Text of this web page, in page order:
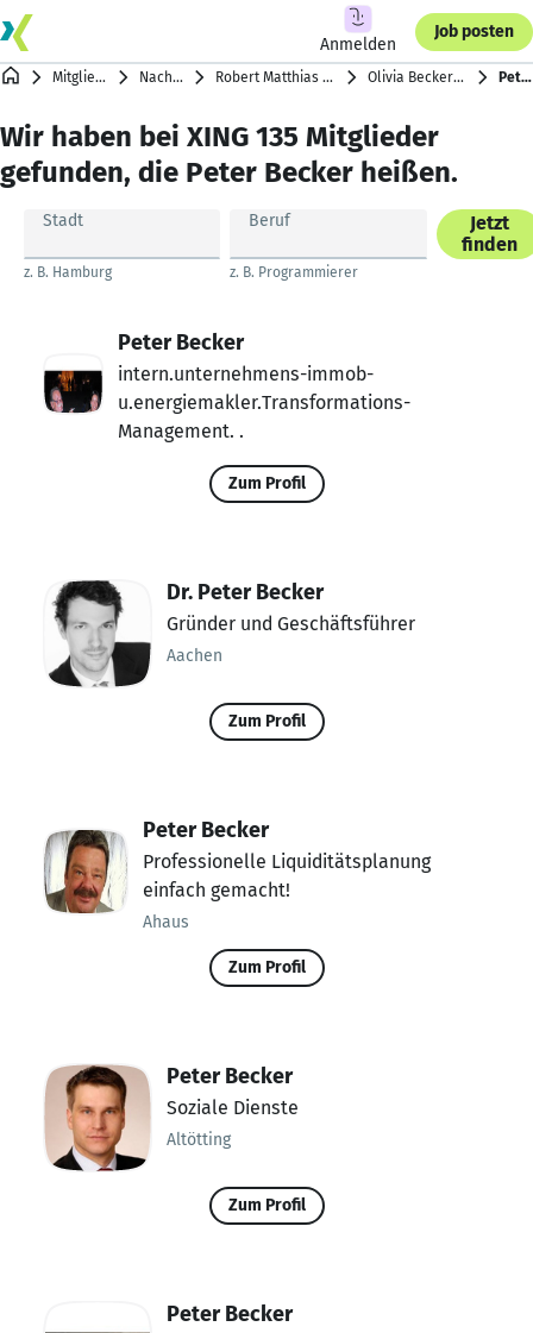
Anmelden
Job posten
Mitgliederverzeichnis Nachnamen mit B Robert Matthias Baumgartner … Sara Beglinger Olivia Becker Susan … Romano Becker Peter Becker
Wir haben bei XING 135 Mitglieder
gefunden, die Peter Becker heißen.
Stadt
z. B. Hamburg
Beruf
z. B. Programmierer
Jetzt
finden
Peter Becker
intern.unternehmens-immob-
u.energiemakler.Transformations-
Management. .
Zum Profil
Dr. Peter Becker
Gründer und Geschäftsführer
Aachen
Zum Profil
Peter Becker
Professionelle Liquiditätsplanung
einfach gemacht!
Ahaus
Zum Profil
Peter Becker
Soziale Dienste
Altötting
Zum Profil
Peter Becker